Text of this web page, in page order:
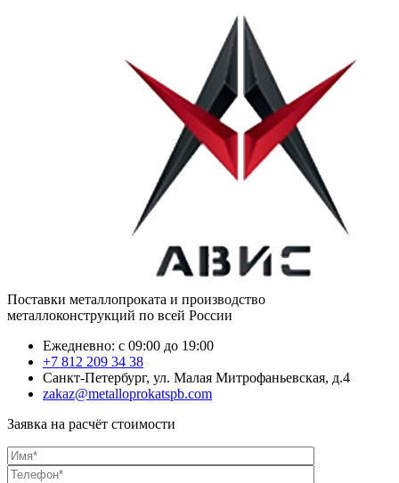
Поставки металлопроката и производство
металлоконструкций по всей России
Ежедневно: с 09:00 до 19:00
+7 812 209 34 38
Санкт-Петербург, ул. Малая Митрофаньевская, д.4
zakaz@metalloprokatspb.com
Заявка на расчёт стоимости